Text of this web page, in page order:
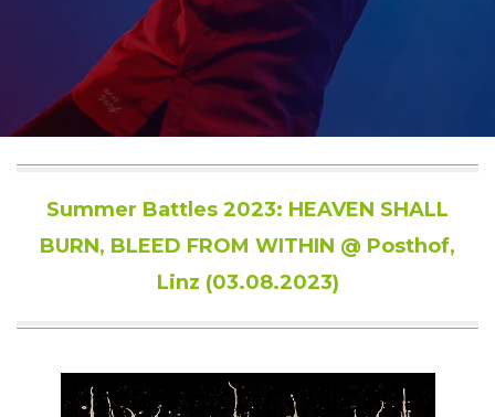
Summer Battles 2023: HEAVEN SHALL
BURN, BLEED FROM WITHIN @ Posthof,
Linz (03.08.2023)